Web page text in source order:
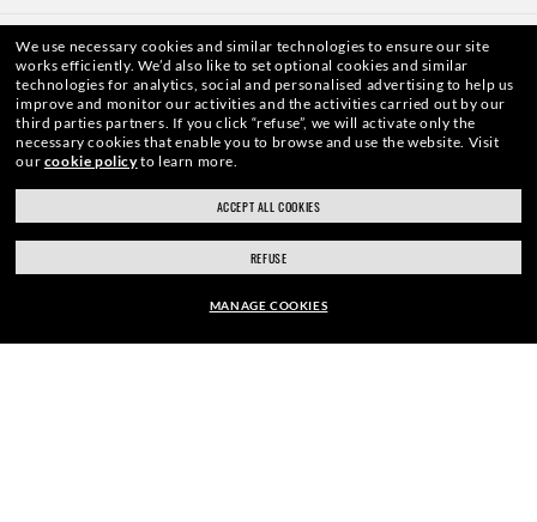
WebID #
OSTRZEŻENIA I INFORMACJE BEZPIECZEŃSTWA DOTYCZĄCE PRODUKTÓW
POLITYKA OCHRONY DANYCH
We use necessary cookies and similar technologies to ensure our site
works efficiently. We’d also like to set optional cookies and similar
technologies for analytics, social and personalised advertising to help us
improve and monitor our activities and the activities carried out by our
third parties partners. If you click “refuse”, we will activate only the
necessary cookies that enable you to browse and use the website. Visit
our cookie policyto learn more.
ACCEPT ALL COOKIES
REFUSE
MANAGE COOKIES